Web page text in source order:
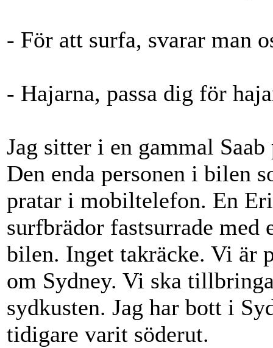
- För att surfa, svarar man
- Hajarna, passa dig för
Jag sitter i en gammal
Den enda personen i bilen
pratar i mobiltelefon. En
surfbrädor fastsurrade
bilen. Inget takräcke. Vi är
om Sydney. Vi ska
sydkusten. Jag har bott i
tidigare varit söderut.